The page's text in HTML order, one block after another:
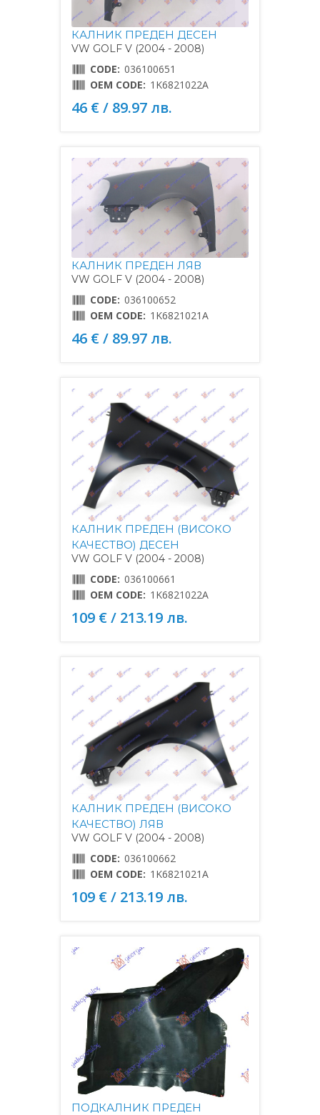
КАЛНИК ПРЕДЕН ДЕСЕН
VW GOLF V (2004 - 2008)
CODE: 036100651
OEM CODE: 1K6821022A
46 € / 89.97 лв.
КАЛНИК ПРЕДЕН ЛЯВ
VW GOLF V (2004 - 2008)
CODE: 036100652
OEM CODE: 1K6821021A
46 € / 89.97 лв.
КАЛНИК ПРЕДЕН (ВИСОКО
КАЧЕСТВО) ДЕСЕН
VW GOLF V (2004 - 2008)
CODE: 036100661
OEM CODE: 1K6821022A
109 € / 213.19 лв.
КАЛНИК ПРЕДЕН (ВИСОКО
КАЧЕСТВО) ЛЯВ
VW GOLF V (2004 - 2008)
CODE: 036100662
OEM CODE: 1K6821021A
109 € / 213.19 лв.
ПОДКАЛНИК ПРЕДЕН